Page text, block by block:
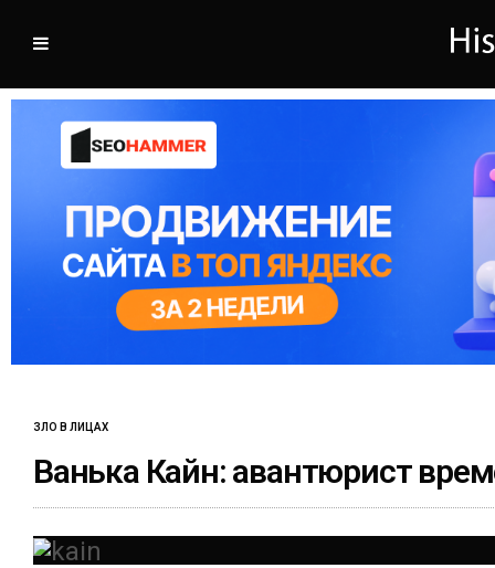
ЗЛО В ЛИЦАХ
Ванька Кайн: авантюрист